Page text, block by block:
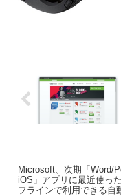
Microsoft、次期「Word/
iOS」アプリに最近使っ
フラインで利用できる自